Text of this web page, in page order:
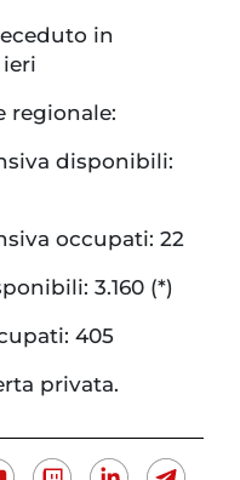
in
regionale:
disponibili:
occupati: 22
3.160 (*)
405
privata.